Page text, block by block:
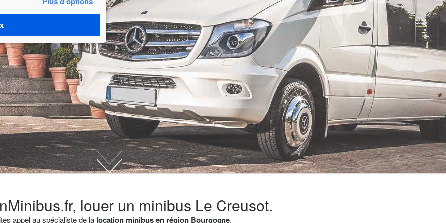
louer un minibus Le Creusot.
appel au spécialiste de la location minibus en région Bourgogne.